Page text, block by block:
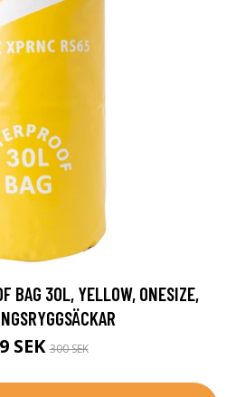
BAG 30L, YELLOW, ONESIZE,
SEK300 SEK